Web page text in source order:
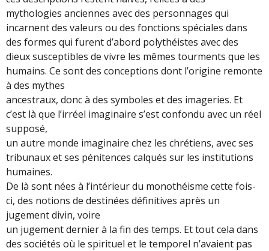
mythologies anciennes avec des personnages qui
incarnent des valeurs ou des fonctions spéciales dans
des formes qui furent d’abord polythéistes avec des
dieux susceptibles de vivre les mêmes tourments que les
humains. Ce sont des conceptions dont l’origine remonte
à des mythes
ancestraux, donc à des symboles et des imageries. Et
c’est là que l’irréel imaginaire s’est confondu avec un réel
supposé,
un autre monde imaginaire chez les chrétiens, avec ses
tribunaux et ses pénitences calqués sur les institutions
humaines.
De là sont nées à l’intérieur du monothéisme cette fois-
ci, des notions de destinées définitives après un
jugement divin, voire
un jugement dernier à la fin des temps. Et tout cela dans
des sociétés où le spirituel et le temporel n’avaient pas